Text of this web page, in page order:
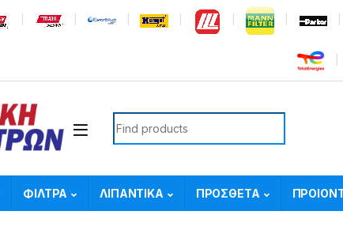
Search for:
ΦΙΛΤΡΑ ΛΙΠΑΝΤΙΚΑ ΠΡΟΣΘΕΤΑ